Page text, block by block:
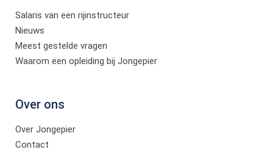
Salaris van een rijinstructeur
Nieuws
Meest gestelde vragen
Waarom een opleiding bij Jongepier
Over ons
Over Jongepier
Contact